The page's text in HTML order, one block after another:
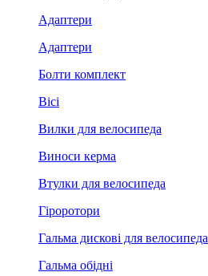
Адаптери
Адаптери
Болти комплект
Вісі
Вилки для велосипеда
Виноси керма
Втулки для велосипеда
Гіроротори
Гальма дискові для велосипеда
Гальма обідні